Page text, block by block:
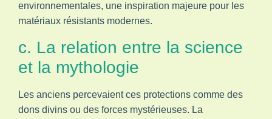
environnementales, une inspiration majeure pour les
matériaux résistants modernes.
c. La relation entre la science
et la mythologie
Les anciens percevaient ces protections comme des
dons divins ou des forces mystérieuses. La